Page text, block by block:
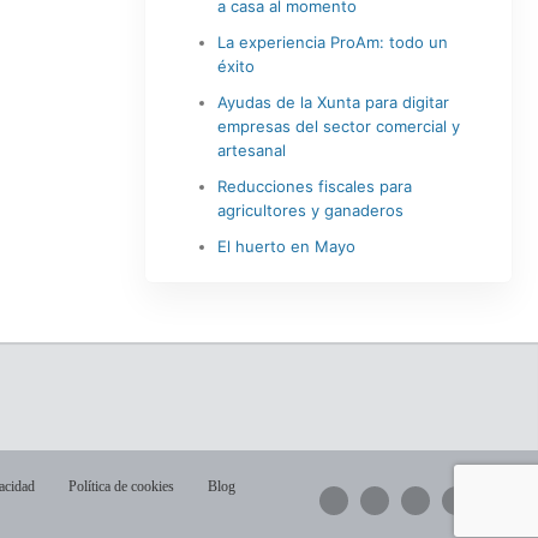
a casa al momento
La experiencia ProAm: todo un
éxito
Ayudas de la Xunta para digitar
empresas del sector comercial y
artesanal
Reducciones fiscales para
agricultores y ganaderos
El huerto en Mayo
Política de cookies
Blog